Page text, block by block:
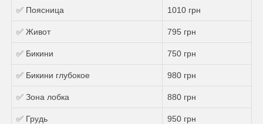
✅ Поясница 1010 грн
✅ Живот 795 грн
✅ Бикини 750 грн
✅ Бикини глубокое 980 грн
✅ Зона лобка 880 грн
✅ Грудь 950 грн